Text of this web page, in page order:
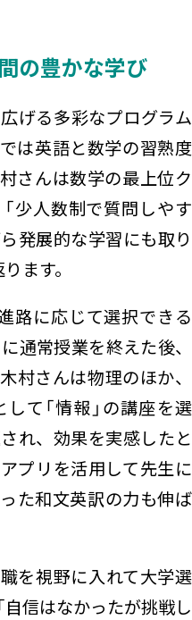
の豊かな学び
げる多彩なプログラム
は英語と数学の習熟度
さんは数学の最上位ク
少人数制で質問しやす
発展的な学習にも取り
ます。
路に応じて選択できる
通常授業を終えた後、
村さんは物理のほか、
て「情報」の講座を選
れ、効果を実感したと
プリを活用して先生に
た和文英訳の力も伸ば
を視野に入れて大学選
信はなかったが挑戦し